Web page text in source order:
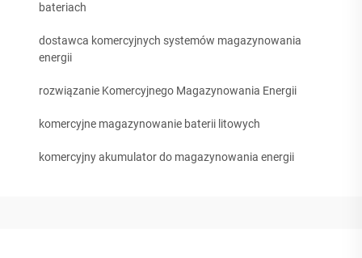
bateriach
dostawca komercyjnych systemów magazynowania
energii
rozwiązanie Komercyjnego Magazynowania Energii
komercyjne magazynowanie baterii litowych
komercyjny akumulator do magazynowania energii